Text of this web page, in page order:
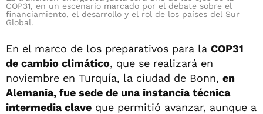
COP31, en un escenario marcado por el debate sobre el
financiamiento, el desarrollo y el rol de los países del Sur
Global.
En el marco de los preparativos para la COP31
de cambio climático, que se realizará en
noviembre en Turquía, la ciudad de Bonn, en
Alemania, fue sede de una instancia técnica
intermedia clave que permitió avanzar, aunque a